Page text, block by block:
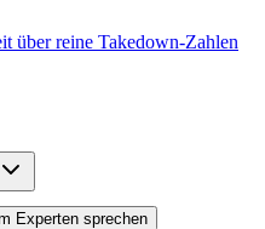
über reine Takedown-Zahlen
Experten sprechen